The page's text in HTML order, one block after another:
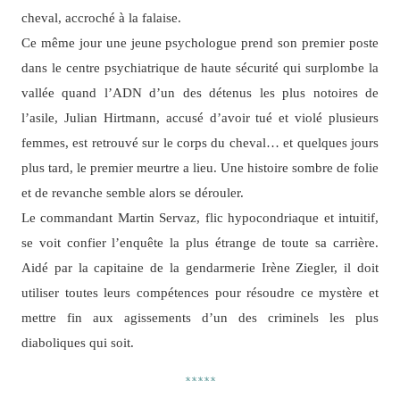
cheval, accroché à la falaise.
Ce même jour une jeune psychologue prend son premier poste
dans le centre psychiatrique de haute sécurité qui surplombe la
vallée quand l’ADN d’un des détenus les plus notoires de
l’asile, Julian Hirtmann, accusé d’avoir tué et violé plusieurs
femmes, est retrouvé sur le corps du cheval… et quelques jours
plus tard, le premier meurtre a lieu. Une histoire sombre de folie
et de revanche semble alors se dérouler.
Le commandant Martin Servaz, flic hypocondriaque et intuitif,
se voit confier l’enquête la plus étrange de toute sa carrière.
Aidé par la capitaine de la gendarmerie Irène Ziegler, il doit
utiliser toutes leurs compétences pour résoudre ce mystère et
mettre fin aux agissements d’un des criminels les plus
diaboliques qui soit.
*****